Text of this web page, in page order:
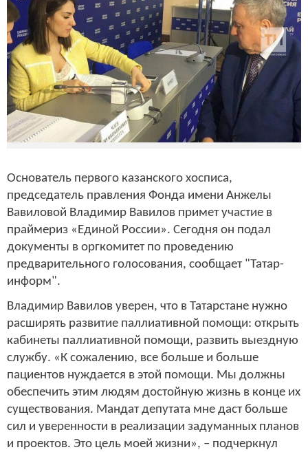
Основатель первого казанского хосписа,
председатель правления Фонда имени Анжелы
Вавиловой Владимир Вавилов примет участие в
праймериз «Единой России». Сегодня он подал
документы в оргкомитет по проведению
предварительного голосования, сообщает "Татар-
информ".
Владимир Вавилов уверен, что в Татарстане нужно
расширять развитие паллиативной помощи: открыть
кабинеты паллиативной помощи, развить выездную
службу. «К сожалению, все больше и больше
пациентов нуждается в этой помощи. Мы должны
обеспечить этим людям достойную жизнь в конце их
существования. Мандат депутата мне даст больше
сил и уверенности в реализации задуманных планов
и проектов. Это цель моей жизни», – подчеркнул